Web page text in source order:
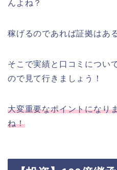
んよね？
稼げるのであれば証拠はあ
そこで実績と口コミについ
ので見て行きましょう！
大変重要なポイントになり
ね！